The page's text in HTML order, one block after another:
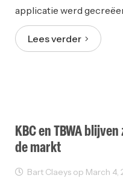
applicatie werd
Lees verder
KBC en TBWA
de markt
Bart Claeys op March 4,